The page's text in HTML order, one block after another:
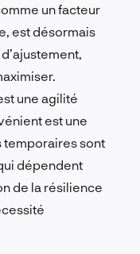
un facteur
est désormais
une agilité
est une
temporaires sont
dépendent
de la résilience